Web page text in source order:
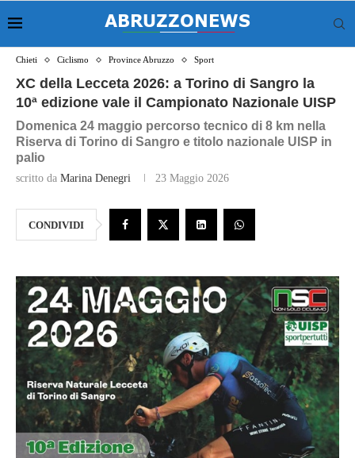
Chieti Ciclismo Province Abruzzo Sport
XC della Lecceta 2026: a Torino di Sangro la
10ª edizione vale il Campionato Nazionale UISP
Domenica 24 maggio percorso tecnico di 8 km nella
Riserva di Torino di Sangro e titolo nazionale UISP in
palio
scritto da Marina Denegri 23 Maggio 2026
CONDIVIDI